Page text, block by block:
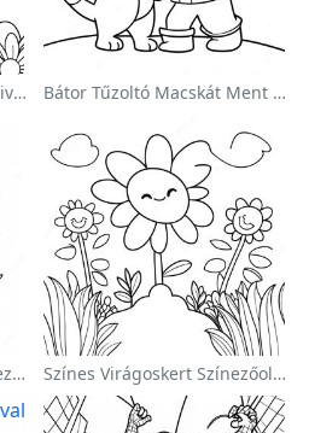
Varázslatos Egyszarvú A Szivárvány Színezőoldalon Bátor Tűzoltó Macskát Ment Színezőlap
Aranyos Húsvéti Nyúl Színezőoldalon Színes Virágoskert Színezőoldalon